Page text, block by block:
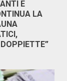
E
LA
DOPPIETTE”